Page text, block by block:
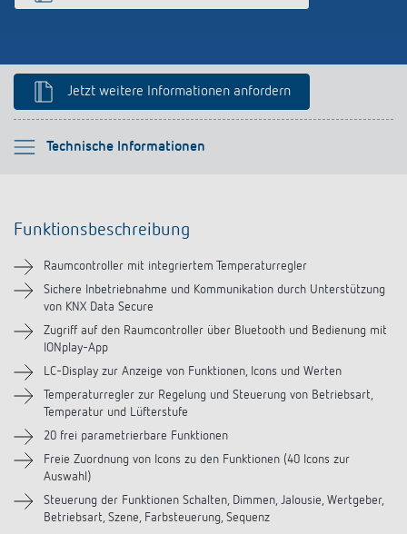
Jetzt weitere Informationen anfordern
Technische Informationen
Bitte auswählen
Technische Informationen
Downloads
Videos
Zubehör
Funktionsbeschreibung
Raumcontroller mit integriertem Temperaturregler
Sichere Inbetriebnahme und Kommunikation durch Unterstützung
von KNX Data Secure
Zugriff auf den Raumcontroller über Bluetooth und Bedienung mit
IONplay-App
LC-Display zur Anzeige von Funktionen, Icons und Werten
Temperaturregler zur Regelung und Steuerung von Betriebsart,
Temperatur und Lüfterstufe
20 frei parametrierbare Funktionen
Freie Zuordnung von Icons zu den Funktionen (40 Icons zur
Auswahl)
Steuerung der Funktionen Schalten, Dimmen, Jalousie, Wertgeber,
Betriebsart, Szene, Farbsteuerung, Sequenz